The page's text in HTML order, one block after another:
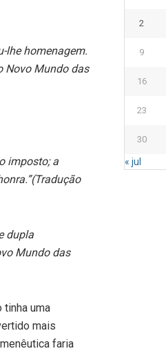
lhe homenagem.
Novo Mundo das
imposto; a
dupla
Mundo das
uma
mais
faria
2
9
16
23
30
« jul